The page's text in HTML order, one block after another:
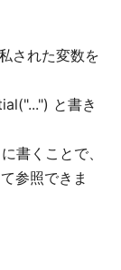
された変数を
と書き
書くことで、
参照できま